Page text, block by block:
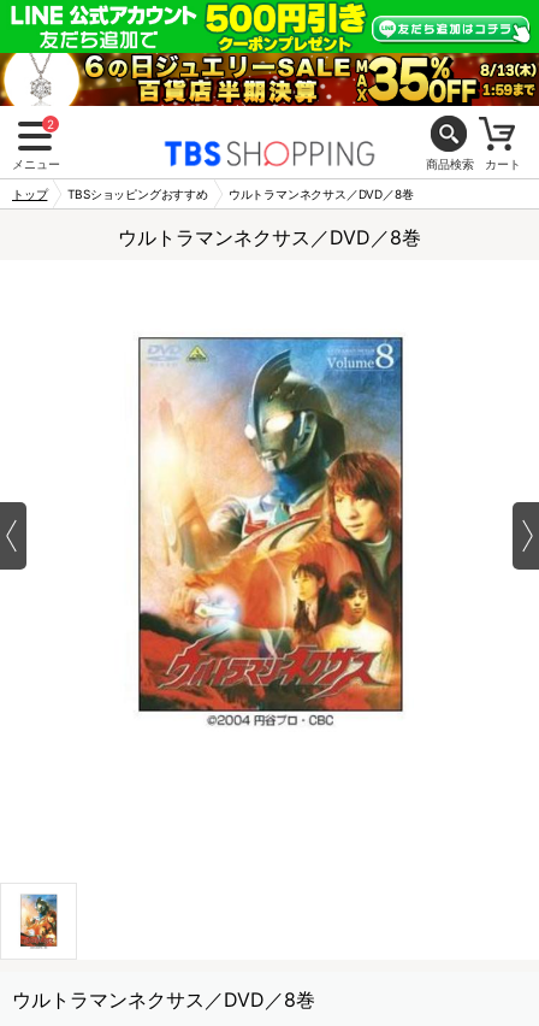
2
メニュー 商品検索 カート
トップ TBSショッピングおすすめ ウルトラマンネクサス／DVD／8巻
ウルトラマンネクサス／DVD／8巻
ウルトラマンネクサス／DVD／8巻